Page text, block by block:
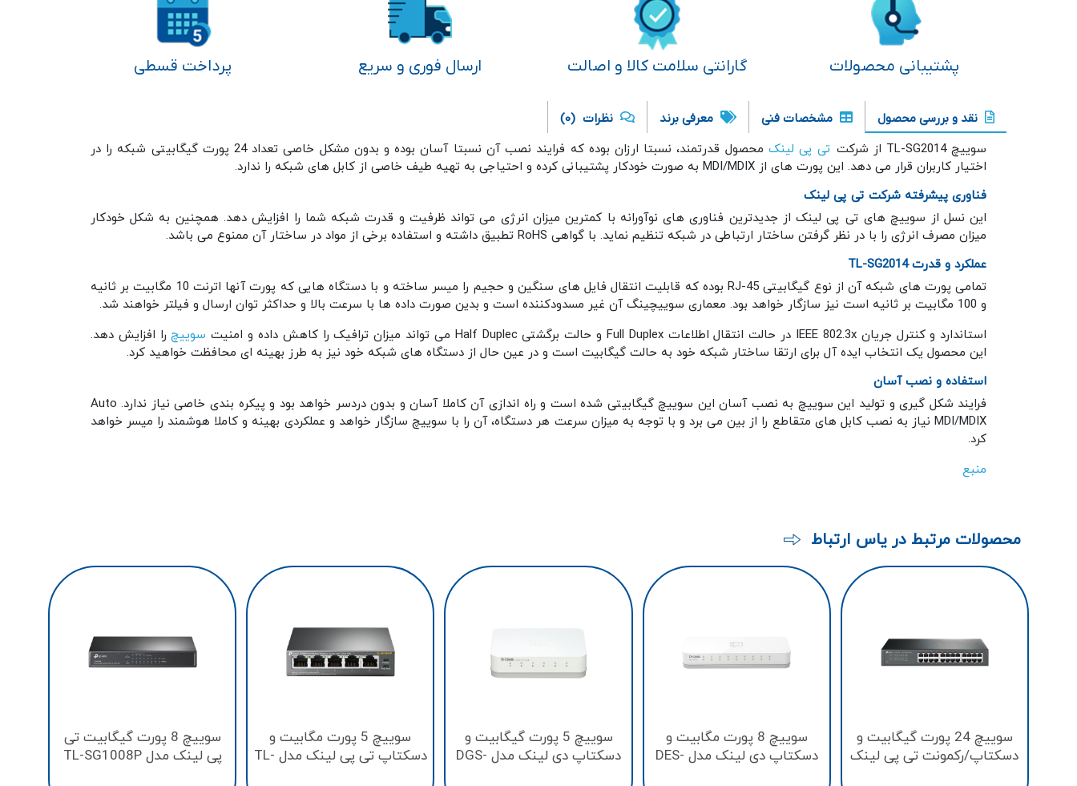
پشتیبانی محصولات گارانتی سلامت کالا و اصالت ارسال فوری و سریع پرداخت قسطی
نقد و بررسی محصول مشخصات فنی معرفی برند نظرات (0)
سوییچ TL-SG2014 از شرکت تی پی لینک
محصول قدرتمند، نسبتا ارزان بوده که فرایند نصب آن نسبتا آسان بوده و بدون مشکل خاصی تعداد 24 پورت گیگابیتی شبکه را در
اختیار کاربران قرار می دهد. این پورت های از MDI/MDIX به صورت خودکار پشتیبانی کرده و احتیاجی به تهیه طیف خاصی از کابل های شبکه را ندارد.
فناوری پیشرفته شرکت تی پی لینک
این نسل از سوییچ های تی پی لینک از جدیدترین فناوری های نوآورانه با کمترین میزان انرژی می تواند ظرفیت و قدرت شبکه شما را افزایش دهد. همچنین به شکل خودکار
میزان مصرف انرژی را با در نظر گرفتن ساختار ارتباطی در شبکه تنظیم نماید. با گواهی RoHS تطبیق داشته و استفاده برخی از مواد در ساختار آن ممنوع می باشد.
عملکرد و قدرت TL-SG2014
تمامی پورت های شبکه آن از نوع گیگابیتی RJ-45 بوده که قابلیت انتقال فایل های سنگین و حجیم را میسر ساخته و با دستگاه هایی که پورت آنها اترنت 10 مگابیت بر ثانیه
و 100 مگابیت بر ثانیه است نیز سازگار خواهد بود. معماری سوییچینگ آن غیر مسدودکننده است و بدین صورت داده ها با سرعت بالا و حداکثر توان ارسال و فیلتر خواهند شد.
استاندارد و کنترل جریان IEEE 802.3x در حالت انتقال اطلاعات Full Duplex و حالت برگشتی Half Duplec می تواند میزان ترافیک را کاهش داده و امنیت
سوییچرا افزایش دهد.
این محصول یک انتخاب ایده آل برای ارتقا ساختار شبکه خود به حالت گیگابیت است و در عین حال از دستگاه های شبکه خود نیز به طرز بهینه ای محافظت خواهید کرد.
استفاده و نصب آسان
فرایند شکل گیری و تولید این سوییچ به نصب آسان این سوییچ گیگابیتی شده است و راه اندازی آن کاملا آسان و بدون دردسر خواهد بود و پیکره بندی خاصی نیاز ندارد. Auto
MDI/MDIX نیاز به نصب کابل های متقاطع را از بین می برد و با توجه به میزان سرعت هر دستگاه، آن را با سوییچ سازگار خواهد و عملکردی بهینه و کاملا هوشمند را میسر خواهد
کرد.
منبع
محصولات مرتبط در یاس ارتباط
سوييچ 24 پورت گيگابيت و
دسکتاپ/رکمونت تی پی لینک
سوییچ 8 پورت مگابیت و
دسکتاپ دی لینک مدل DES-
سوییچ 5 پورت گیگابیت و
دسکتاپ دی لینک مدل DGS-
سوییچ 5 پورت مگابیت و
دسکتاپ تی پی لینک مدل TL-
سوييچ 8 پورت گيگابيت تی
پی لینک مدل TL-SG1008P